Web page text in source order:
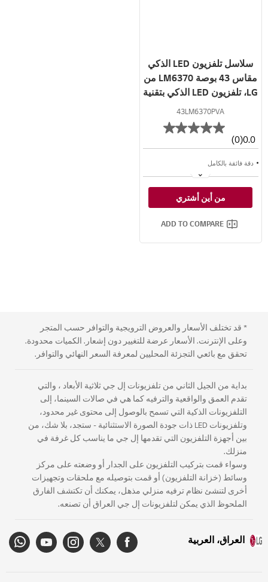
سلاسل تلفزيون LED الذكي
مقاس 43 بوصة LM6370 من
LG، تلفزيون LED الذكي بتقنية
Full HD HDR، تلفزيون
w/ThinQ AI
43LM6370PVA
0.0
(0)
دقة فائقة بالكامل
معالج رباعي النواة
تليفزيون ThinQ بتقنية AI من LG
من أين أشتري
ADD TO COMPARE
* قد تختلف الأسعار والعروض الترويجية والتوافر حسب المتجر
وعلى الإنترنت. الأسعار عرضة للتغيير دون إشعار. الكميات محدودة.
تحقق مع بائعي التجزئة المحليين لمعرفة السعر النهائي والتوافر.
بداية من الجيل الثاني من تلفزيونات إل جي ثلاثية اﻷبعاد ، والتي
تقدم العمق والواقعية والترفيه كما هي في صالات السينما، إلى
التلفزيونات الذكية التي تسمح بالوصول إلى محتوى غير محدود،
وتلفزيونات LED ذات جودة الصورة الاستثنائية - ستجد، بلا شك، من
بين أجهزة التلفزيون التي تقدمها إل جي ما يناسب كل غرفة في
منزلك.
وسواء قمت بتركيب التلفزيون على الجدار أو وضعته على مركز
وسائط (خزانة التلفزيون) أو قمت بتوصيله مع ملحقات وتجهيزات
أخرى لتنشئ نظام ترفيه منزلي مذهل، يمكنك أن تكتشف الفارق
الملحوظ الذي يمكن لتلفزيونات إل جي العراق أن تصنعه.
العراق، العربية